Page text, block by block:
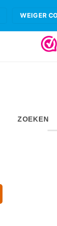
ZOEKEN
WEIGER